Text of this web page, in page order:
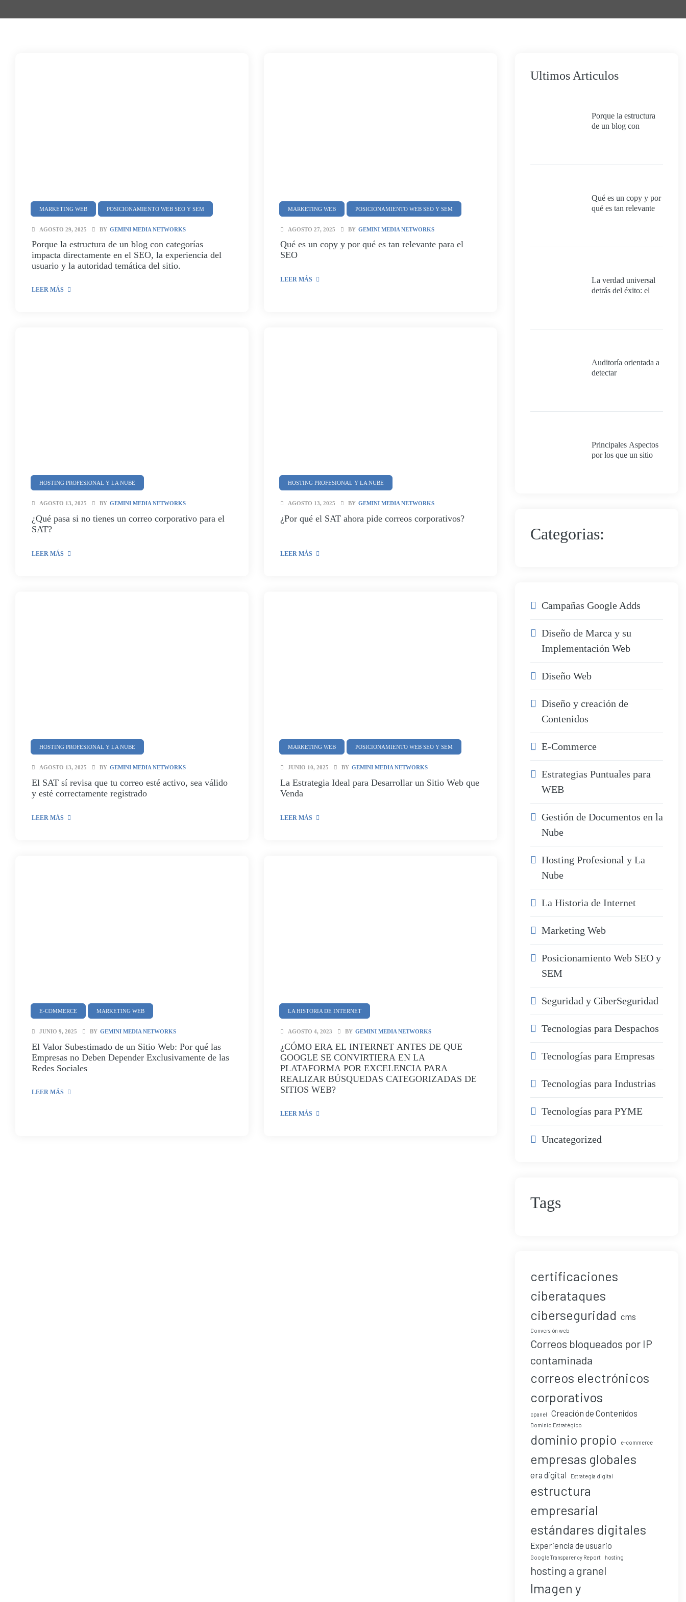
MARKETING WEB POSICIONAMIENTO WEB SEO Y SEM
Porque la estructura de un blog con categorías
impacta directamente en el SEO, la experiencia del
usuario y la autoridad temática del sitio.
AGOSTO 29, 2025 BY GEMINI MEDIA NETWORKS
LEER MÁS
MARKETING WEB POSICIONAMIENTO WEB SEO Y SEM
Qué es un copy y por qué es tan relevante para el
SEO
AGOSTO 27, 2025 BY GEMINI MEDIA NETWORKS
LEER MÁS
HOSTING PROFESIONAL Y LA NUBE
¿Qué pasa si no tienes un correo corporativo para el
SAT?
AGOSTO 13, 2025 BY GEMINI MEDIA NETWORKS
LEER MÁS
HOSTING PROFESIONAL Y LA NUBE
¿Por qué el SAT ahora pide correos corporativos?
AGOSTO 13, 2025 BY GEMINI MEDIA NETWORKS
LEER MÁS
HOSTING PROFESIONAL Y LA NUBE
El SAT sí revisa que tu correo esté activo, sea válido
y esté correctamente registrado
AGOSTO 13, 2025 BY GEMINI MEDIA NETWORKS
LEER MÁS
MARKETING WEB POSICIONAMIENTO WEB SEO Y SEM
La Estrategia Ideal para Desarrollar un Sitio Web que
Venda
JUNIO 10, 2025 BY GEMINI MEDIA NETWORKS
LEER MÁS
E-COMMERCE MARKETING WEB
El Valor Subestimado de un Sitio Web: Por qué las
Empresas no Deben Depender Exclusivamente de las
Redes Sociales
JUNIO 9, 2025 BY GEMINI MEDIA NETWORKS
LEER MÁS
LA HISTORIA DE INTERNET
¿CÓMO ERA EL INTERNET ANTES DE QUE
GOOGLE SE CONVIRTIERA EN LA
PLATAFORMA POR EXCELENCIA PARA
REALIZAR BÚSQUEDAS CATEGORIZADAS DE
SITIOS WEB?
AGOSTO 4, 2023 BY GEMINI MEDIA NETWORKS
LEER MÁS
Ultimos Articulos
Porque la estructura
de un blog con
Qué es un copy y por
qué es tan relevante
La verdad universal
detrás del éxito: el
Auditoría orientada a
detectar
para ser 100%
exitoso.
Principales Aspectos
por los que un sitio
Categorias:
Campañas Google Adds
Diseño de Marca y su
Implementación Web
Diseño Web
Diseño y creación de
Contenidos
E-Commerce
Estrategias Puntuales para
WEB
Gestión de Documentos en la
Nube
Hosting Profesional y La
Nube
La Historia de Internet
Marketing Web
Posicionamiento Web SEO y
SEM
Seguridad y CiberSeguridad
Tecnologías para Despachos
Tecnologías para Empresas
Tecnologías para Industrias
Tecnologías para PYME
Uncategorized
Tags
certificaciones
ciberataques
ciberseguridad cms
Conversión web
Correos bloqueados por IP
contaminada
correos electrónicos
corporativos
cpanel Creación de Contenidos
Dominio Estratégico
dominio propio e-commerce
empresas globales
era digital Estrategia digital
estructura
empresarial
estándares digitales
Experiencia de usuario
Google Transparency Report hosting
hosting a granel
Imagen y